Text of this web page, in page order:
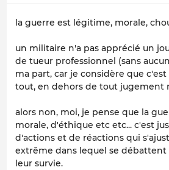
la guerre est légitime, morale,
un militaire n'a pas apprécié un
de tueur professionnel (sans
ma part, car je considère que
tout, en dehors de tout jugement
alors non, moi, je pense que la
morale, d'éthique etc etc... c'est
d'actions et de réactions qui
extrême dans lequel se
leur survie.